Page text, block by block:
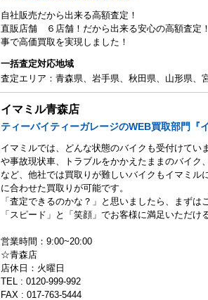
自社販売だから出来る高額査定！
直販店舗 ６店舗！だから出来る安心の高額査定
事で高価買取を実現しました！
一括査定対応地域
査定エリア：青森県、岩手県、秋田県、山形県、
イマミル青森店
ティーバイティーガレージのWEB買取部門『
イマミルでは、どんな状態のバイクも受付けてい
や事故現状車、トラブルをかかえたままのバイク
など、他社では買取りが難しいバイクもイマミル
に合わせた買取りが可能です。
「査定できるのかな？」と思いましたら、まずは
「スピード」と「笑顔」でお客様に満足いただけ
営業時間：9:00~20:00
☆青森店
店休日：火曜日
TEL : 0120-999-992
FAX : 017-763-5444